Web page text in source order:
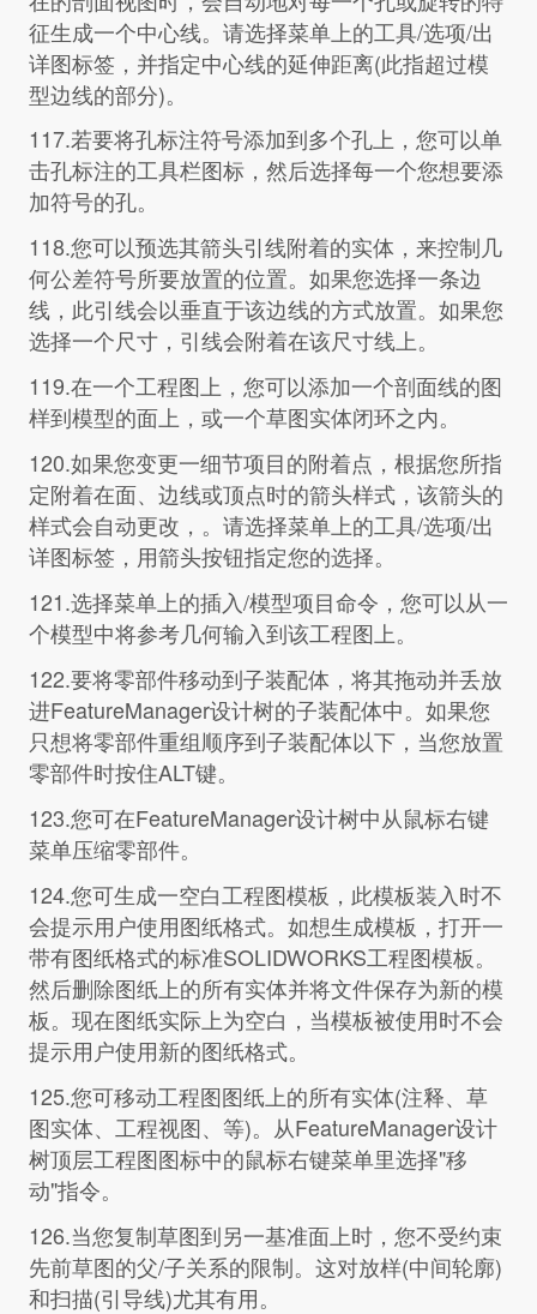
征生成一个中心线。请选择菜单上的工具/选项/出
详图标签，并指定中心线的延伸距离(此指超过模
型边线的部分)。
117.若要将孔标注符号添加到多个孔上，您可以单
击孔标注的工具栏图标，然后选择每一个您想要添
加符号的孔。
118.您可以预选其箭头引线附着的实体，来控制几
何公差符号所要放置的位置。如果您选择一条边
线，此引线会以垂直于该边线的方式放置。如果您
选择一个尺寸，引线会附着在该尺寸线上。
119.在一个工程图上，您可以添加一个剖面线的图
样到模型的面上，或一个草图实体闭环之内。
120.如果您变更一细节项目的附着点，根据您所指
定附着在面、边线或顶点时的箭头样式，该箭头的
样式会自动更改，。请选择菜单上的工具/选项/出
详图标签，用箭头按钮指定您的选择。
121.选择菜单上的插入/模型项目命令，您可以从一
个模型中将参考几何输入到该工程图上。
122.要将零部件移动到子装配体，将其拖动并丢放
进FeatureManager设计树的子装配体中。如果您
只想将零部件重组顺序到子装配体以下，当您放置
零部件时按住ALT键。
123.您可在FeatureManager设计树中从鼠标右键
菜单压缩零部件。
124.您可生成一空白工程图模板，此模板装入时不
会提示用户使用图纸格式。如想生成模板，打开一
带有图纸格式的标准SOLIDWORKS工程图模板。
然后删除图纸上的所有实体并将文件保存为新的模
板。现在图纸实际上为空白，当模板被使用时不会
提示用户使用新的图纸格式。
125.您可移动工程图图纸上的所有实体(注释、草
图实体、工程视图、等)。从FeatureManager设计
树顶层工程图图标中的鼠标右键菜单里选择"移
动"指令。
126.当您复制草图到另一基准面上时，您不受约束
先前草图的父/子关系的限制。这对放样(中间轮廓)
和扫描(引导线)尤其有用。